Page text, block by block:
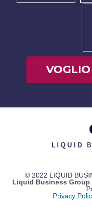
© 2022 LIQUID
Liquid Business Group
Privacy